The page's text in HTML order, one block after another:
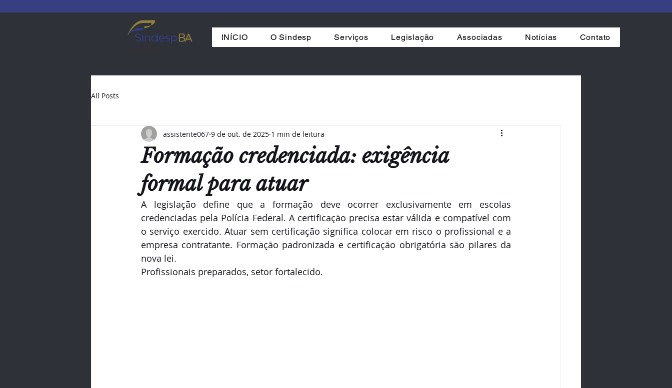
INÍCIO O Sindesp Serviços Legislação Associadas Notícias Contato
All Posts
Formação credenciada: exigência
formal para atuar
assistente067 9 de out. de 2025 1 min de leitura
A legislação define que a formação deve ocorrer exclusivamente em escolas
credenciadas pela Polícia Federal. A certificação precisa estar válida e compatível com
o serviço exercido. Atuar sem certificação significa colocar em risco o profissional e a
empresa contratante. Formação padronizada e certificação obrigatória são pilares da
nova lei.
Profissionais preparados, setor fortalecido.